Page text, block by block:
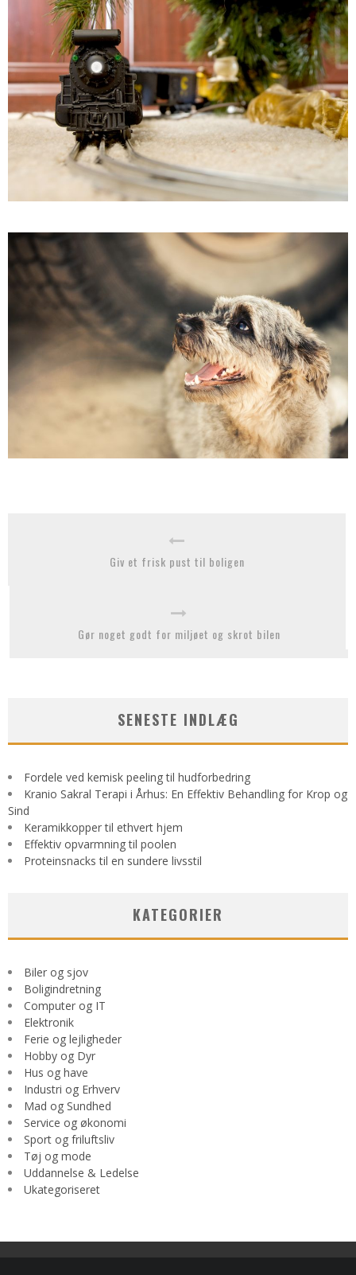
Giv et frisk pust til boligen
Gør noget godt for miljøet og skrot bilen
SENESTE INDLÆG
Fordele ved kemisk peeling til hudforbedring
Kranio Sakral Terapi i Århus: En Effektiv Behandling for Krop og
Sind
Keramikkopper til ethvert hjem
Effektiv opvarmning til poolen
Proteinsnacks til en sundere livsstil
KATEGORIER
Biler og sjov
Boligindretning
Computer og IT
Elektronik
Ferie og lejligheder
Hobby og Dyr
Hus og have
Industri og Erhverv
Mad og Sundhed
Service og økonomi
Sport og friluftsliv
Tøj og mode
Uddannelse & Ledelse
Ukategoriseret